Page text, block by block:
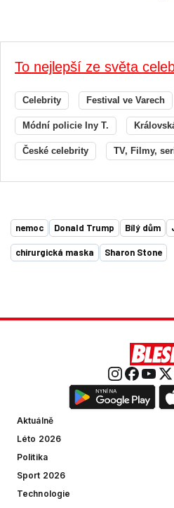
To nejlepší ze světa
Celebrity Festival ve Varech
Módní policie Iny T.
České celebrity TV, Filmy,
nemoc Donald Trump Bílý dům
chirurgická maska Sharon Stone
Aktuálně
Léto 2026
Politika
Sport 2026
Technologie